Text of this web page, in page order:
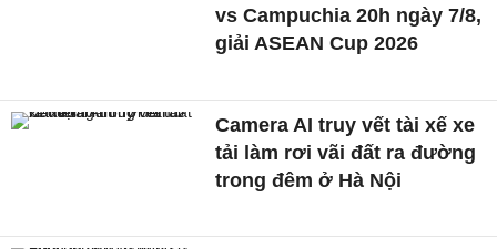
vs Campuchia 20h ngày 7/8,
giải ASEAN Cup 2026
Camera AI truy vết tài xế xe
tải làm rơi vãi đất ra đường
trong đêm ở Hà Nội